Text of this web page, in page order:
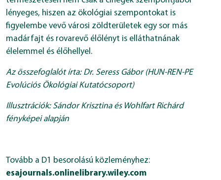
lényeges, hiszen az ökológiai szempontokat is
figyelembe vevő városi zöldterületek egy sor más
madárfajt és rovarevő élőlényt is elláthatnának
élelemmel és élőhellyel.
Az összefoglalót írta: Dr. Seress Gábor (HUN-REN-PE
Evolúciós Ökológiai Kutatócsoport)
Illusztrációk: Sándor Krisztina és Wohlfart Richárd
fényképei alapján
Tovább a D1 besorolású közleményhez:
esajournals.onlinelibrary.wiley.com